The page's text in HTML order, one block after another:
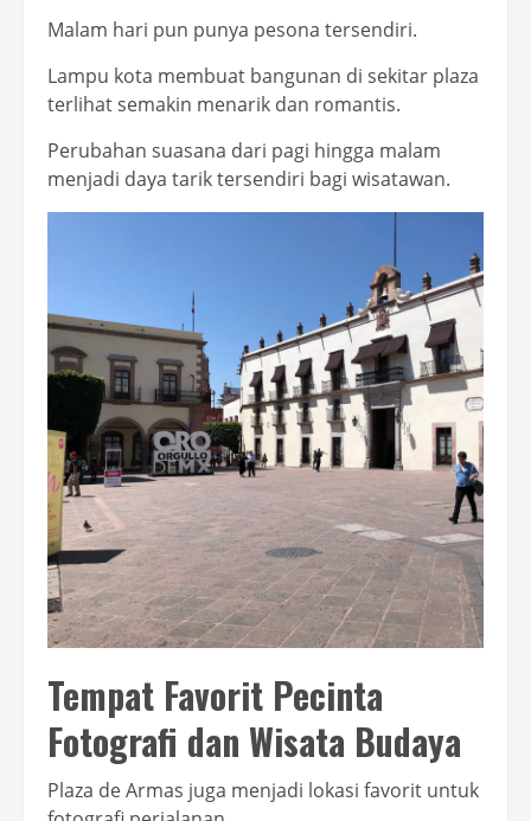
Malam hari pun punya pesona tersendiri.
Lampu kota membuat bangunan di sekitar plaza
terlihat semakin menarik dan romantis.
Perubahan suasana dari pagi hingga malam
menjadi daya tarik tersendiri bagi wisatawan.
Tempat Favorit Pecinta
Fotografi dan Wisata Budaya
Plaza de Armas juga menjadi lokasi favorit untuk